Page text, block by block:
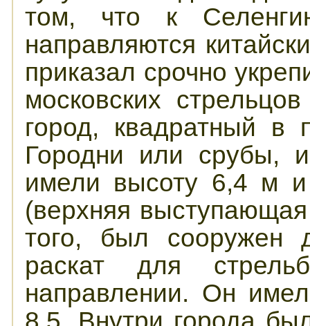
том, что к
направляются
приказал срочно
московских
город, квадратный в
Городни или срубы,
имели высоту 6,4 м
(верхняя
того, был сооружен
раскат для
направлении. Он